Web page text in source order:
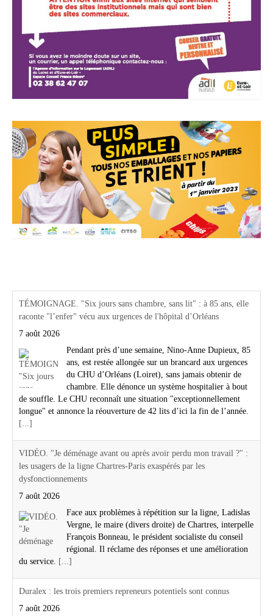
TÉMOIGNAGE. "Six jours sans chambre, sans lit" : à 85 ans, elle
raconte "l’enfer" vécu aux urgences de l'hôpital d’Orléans
7 août 2026
Pendant près d’une semaine, Nino-Anne Dupieux, 85
ans, est restée allongée sur un brancard aux urgences
du CHU d’Orléans (Loiret), sans jamais obtenir de
chambre. Elle dénonce un système hospitalier à bout
de souffle. Le CHU reconnaît une situation "exceptionnellement
longue" et annonce la réouverture de 42 lits d’ici la fin de l’année.
[...]
VIDÉO. "Je déménage avant ou après avoir perdu mon travail ?" :
les usagers de la ligne Chartres-Paris exaspérés par les
dysfonctionnements
7 août 2026
Face aux problèmes à répétition sur la ligne, Ladislas
Vergne, le maire (divers droite) de Chartres, interpelle
François Bonneau, le président socialiste du conseil
régional. Il réclame des réponses et une amélioration
du service. [...]
Duralex : les trois premiers repreneurs potentiels sont connus
7 août 2026